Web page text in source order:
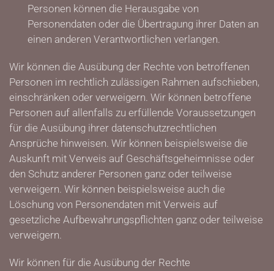
Personen können die Herausgabe von
Personendaten oder die Übertragung ihrer Daten an
einen anderen Verantwortlichen verlangen.
Wir können die Ausübung der Rechte von betroffenen
Personen im rechtlich zulässigen Rahmen aufschieben,
einschränken oder verweigern. Wir können betroffene
Personen auf allenfalls zu erfüllende Voraussetzungen
für die Ausübung ihrer datenschutzrechtlichen
Ansprüche hinweisen. Wir können beispielsweise die
Auskunft mit Verweis auf Geschäftsgeheimnisse oder
den Schutz anderer Personen ganz oder teilweise
verweigern. Wir können beispielsweise auch die
Löschung von Personendaten mit Verweis auf
gesetzliche Aufbewahrungspflichten ganz oder teilweise
verweigern.
Wir können für die Ausübung der Rechte